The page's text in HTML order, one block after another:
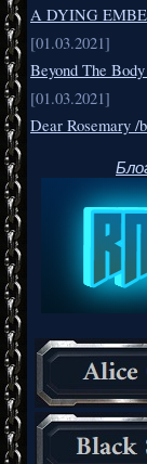
A DYING
[01.03.2021]
Beyond The
[01.03.2021]
Dear Rosemary /